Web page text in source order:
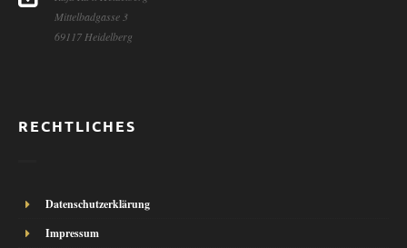
Mittelbadgasse 3
69117 Heidelberg
RECHTLICHES
Datenschutzerklärung
Impressum